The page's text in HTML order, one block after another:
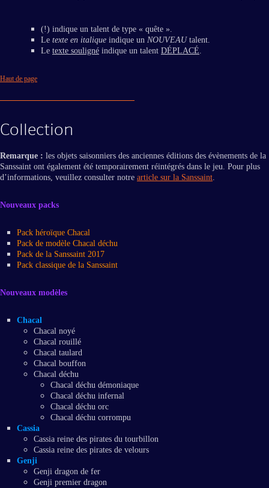
(!) indique un talent de type « quête ».
Le texte en italique indique un NOUVEAUtalent.
Le texte souligné indique un talent DÉPLACÉ
Haut de page
Collection
Remarque : les objets saisonniers des anciennes éditions des évènements de la
Sanssaint ont également été temporairement réintégrés dans le jeu. Pour plus
d’informations, veuillez consulter notre article sur la Sanssaint.
Nouveaux packs
Pack héroïque Chacal
Pack de modèle Chacal déchu
Pack de la Sanssaint 2017
Pack classique de la Sanssaint
Nouveaux modèles
Chacal
Chacal noyé
Chacal rouillé
Chacal taulard
Chacal bouffon
Chacal déchu
Chacal déchu démoniaque
Chacal déchu infernal
Chacal déchu orc
Chacal déchu corrompu
Cassia
Cassia reine des pirates du tourbillon
Cassia reine des pirates de velours
Genji
Genji dragon de fer
Genji premier dragon